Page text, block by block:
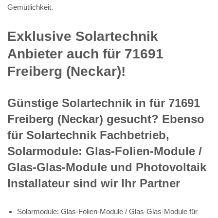
Gemütlichkeit.
Exklusive Solartechnik
Anbieter auch für 71691
Freiberg (Neckar)!
Günstige Solartechnik in für 71691
Freiberg (Neckar) gesucht? Ebenso
für Solartechnik Fachbetrieb,
Solarmodule: Glas-Folien-Module /
Glas-Glas-Module und Photovoltaik
Installateur sind wir Ihr Partner
Solarmodule: Glas-Folien-Module / Glas-Glas-Module für